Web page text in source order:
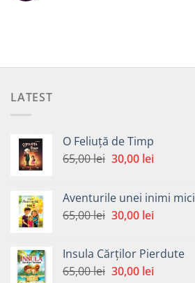
LATEST
O Feliuță de Timp
65,00lei Prețul
fost:
65,00 lei.
30,00 leiPrețul
30,00 lei.
Aventurile unei inimi mici
65,00lei Prețul
fost:
65,00 lei.
30,00 leiPrețul
30,00 lei.
Insula Cărților Pierdute
65,00lei Prețul
30,00 leiPrețul